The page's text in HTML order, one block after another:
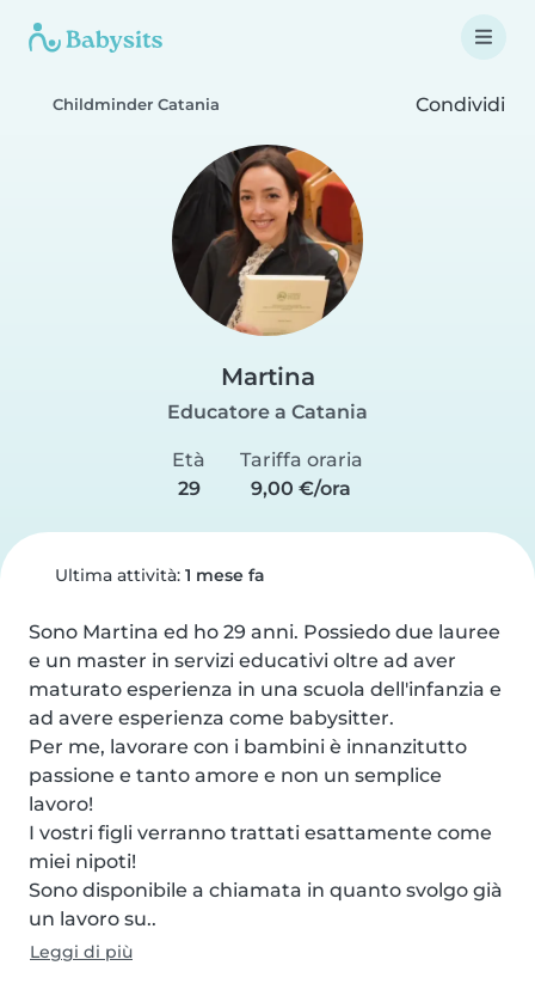
Childminder Catania Condividi
Martina
Educatore a Catania
Età
29
Tariffa oraria
9,00 €/ora
Ultima attività: 1 mese fa
Sono Martina ed ho 29 anni. Possiedo due lauree
e un master in servizi educativi oltre ad aver
maturato esperienza in una scuola dell'infanzia e
ad avere esperienza come babysitter.
Per me, lavorare con i bambini è innanzitutto
passione e tanto amore e non un semplice
lavoro!
I vostri figli verranno trattati esattamente come
miei nipoti!
Sono disponibile a chiamata in quanto svolgo già
un lavoro su..
Leggi di più